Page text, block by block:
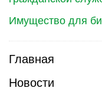
Имущество для
Главная
Новости